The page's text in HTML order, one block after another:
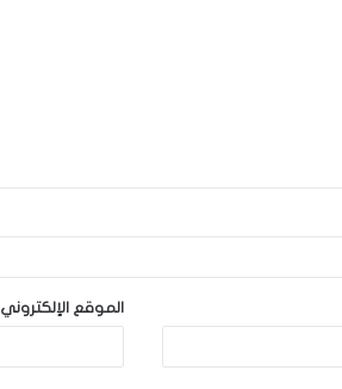
الموقع الإلكتروني